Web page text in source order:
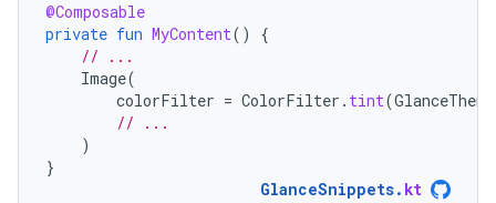
@Composable
private fun MyContent()
{
// ...
Image(
colorFilter = ColorFilter . tint(GlanceTheme
// ...
)
}
GlanceSnippets. kt